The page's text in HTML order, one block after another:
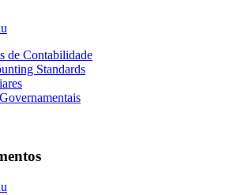
de Contabilidade
Standards